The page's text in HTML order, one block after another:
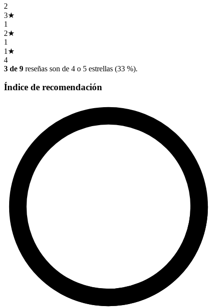
2
3★
1
2★
1
1 ★
4
3 de 9 reseñas son de 4 o 5 estrellas (33 %).
Índice de recomendación